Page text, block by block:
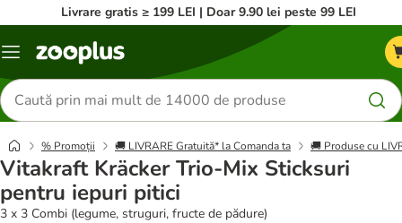
Livrare gratis ≥ 199 LEI | Doar 9.90 lei peste 99 LEI
Categorii
Căutare
produse
% Promoții 🚚 LIVRARE Gratuită* la Comanda ta 🚚 Produse cu
Vitakraft Kräcker Trio-Mix Sticksuri
pentru iepuri pitici
3 x 3 Combi (legume, struguri, fructe de pădure)